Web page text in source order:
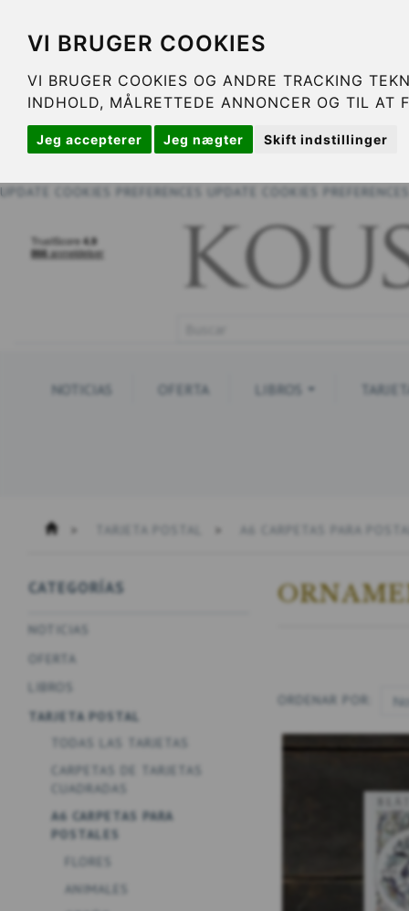
VI BRUGER COOKIES
VI BRUGER COOKIES OG ANDRE TRACKING
INDHOLD, MÅLRETTEDE ANNONCER OG TIL AT
Jeg accepterer Jeg nægter Skift indstillinger
UPDATE COOKIES PREFERENCES UPDATE COOKIES PREFERENCES
NOTICIAS OFERTA LIBROS
CATEGORÍAS
NOTICIAS
OFERTA
LIBROS
TARJETA POSTAL
TODAS LAS TARJETAS
CARPETAS DE TARJETAS
CUADRADAS
A6 CARPETAS PARA
POSTALES
FLORES
ANIMALES
ORDENAR POR: